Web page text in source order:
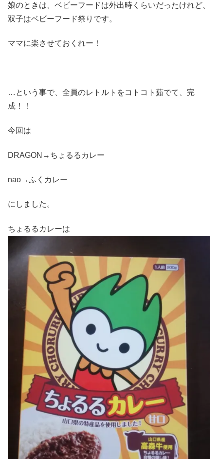
娘のときは、ベビーフードは外出時くらいだったけれど、
双子はベビーフード祭りです。
ママに楽させておくれー！
…という事で、全員のレトルトをコトコト茹でて、完
成！！
今回は
DRAGON→ちょるるカレー
nao→ふくカレー
にしました。
ちょるるカレーは